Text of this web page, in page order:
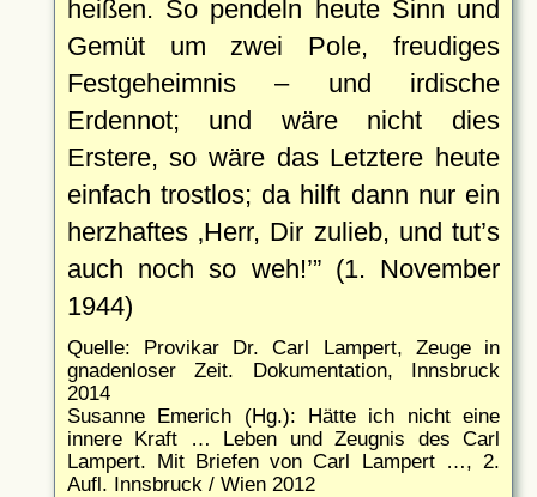
heißen. So pendeln heute Sinn und
Gemüt um zwei Pole, freudiges
Festgeheimnis – und irdische
Erdennot; und wäre nicht dies
Erstere, so wäre das Letztere heute
einfach trostlos; da hilft dann nur ein
herzhaftes Herr, Dir zulieb, und tut’s
auch noch so weh! (1. November
1944)
Quelle: Provikar Dr. Carl Lampert, Zeuge in
gnadenloser Zeit. Dokumentation, Innsbruck
2014
Susanne Emerich (Hg.): Hätte ich nicht eine
innere Kraft … Leben und Zeugnis des Carl
Lampert. Mit Briefen von Carl Lampert …, 2.
Aufl. Innsbruck / Wien 2012